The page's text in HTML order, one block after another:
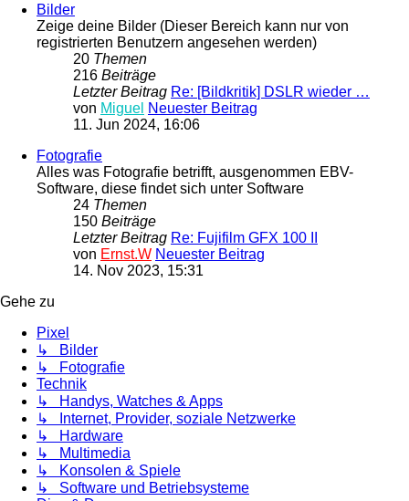
Bilder
Zeige deine Bilder (Dieser Bereich kann nur von
registrierten Benutzern angesehen werden)
20 Themen
216 Beiträge
Letzter Beitrag Re: [Bildkritik] DSLR wieder …
von Miguel Neuester Beitrag
11. Jun 2024, 16:06
Fotografie
Alles was Fotografie betrifft, ausgenommen EBV-
Software, diese findet sich unter Software
24 Themen
150 Beiträge
Letzter Beitrag Re: Fujifilm GFX 100 II
von Ernst.W Neuester Beitrag
14. Nov 2023, 15:31
Gehe zu
Pixel
↳ Bilder
↳ Fotografie
Technik
↳ Handys, Watches & Apps
↳ Internet, Provider, soziale Netzwerke
↳ Hardware
↳ Multimedia
↳ Konsolen & Spiele
↳ Software und Betriebsysteme